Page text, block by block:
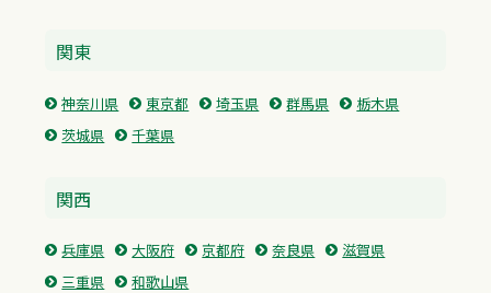
関東
神奈川県 東京都 埼玉県 群馬県
栃木県
茨城県
千葉県
関西
兵庫県 大阪府 京都府 奈良県
滋賀県
三重県
和歌山県